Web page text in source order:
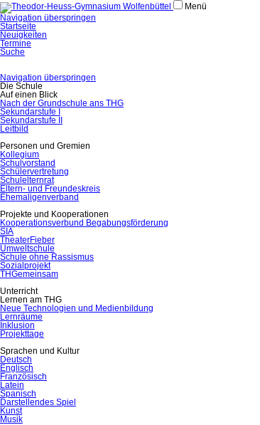
Menü
Navigation überspringen
Startseite
Neuigkeiten
Termine
Suche
Navigation überspringen
Die Schule
Auf einen Blick
Nach der Grundschule ans THG
Sekundarstufe I
Sekundarstufe II
Leitbild
Personen und Gremien
Kollegium
Schulvorstand
Schülervertretung
Schulelternrat
Eltern- und Freundeskreis
Ehemaligenverband
Projekte und Kooperationen
Kooperationsverbund Begabungsförderung
SIA
TheaterFieber
Umweltschule
Schule ohne Rassismus
Sozialprojekt
THGemeinsam
Unterricht
Lernen am THG
Neue Technologien und Medienbildung
Lernräume
Inklusion
Projekttage
Sprachen und Kultur
Deutsch
Englisch
Französisch
Latein
Spanisch
Darstellendes Spiel
Kunst
Musik